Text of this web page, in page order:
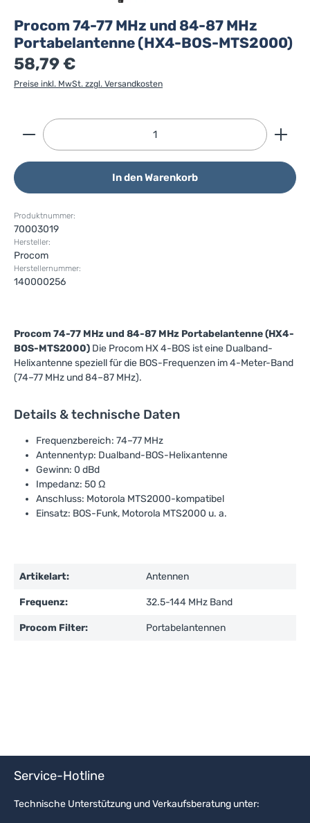
Procom 74-77 MHz und 84-87 MHz
Portabelantenne (HX4-BOS-MTS2000)
58,79 €
Preise inkl. MwSt. zzgl. Versandkosten
Produkt Anzahl: Gib den gewünschten Wert ein
In den Warenkorb
Produktnummer:
70003019
Hersteller:
Procom
Herstellernummer:
140000256
Procom 74-77 MHz und 84-87 MHz Portabelantenne (HX4-
BOS-MTS2000) Die Procom HX 4-BOS ist eine Dualband-
Helixantenne speziell für die BOS-Frequenzen im 4-Meter-Band
(74–77 MHz und 84–87 MHz).
Details & technische Daten
Frequenzbereich: 74–77 MHz
Antennentyp: Dualband-BOS-Helixantenne
Gewinn: 0 dBd
Impedanz: 50 Ω
Anschluss: Motorola MTS2000-kompatibel
Einsatz: BOS-Funk, Motorola MTS2000 u. a.
Artikelart: Antennen
Frequenz: 32.5-144 MHz Band
Procom Filter: Portabelantennen
Service-Hotline
Technische Unterstützung und Verkaufsberatung unter: